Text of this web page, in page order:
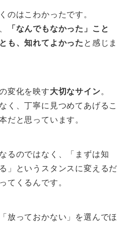
のはこわかったです。
「なんでもなかった」こと
も、知れてよかった と感じま
変化を映す大切なサイン。
く、丁寧に見つめてあげるこ
だと思っています。
るのではなく、「まずは知
」というスタンスに変えるだ
てくるんです。
放っておかない」を選んでほ